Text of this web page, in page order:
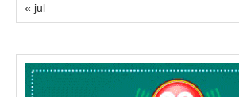
« jul